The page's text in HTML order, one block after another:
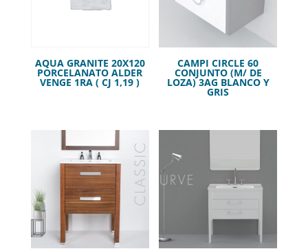
AQUA GRANITE 20X120
PORCELANATO ALDER
VENGE 1RA ( CJ 1,19 )
CAMPI CIRCLE 60
CONJUNTO (M/ DE
LOZA) 3AG BLANCO Y
GRIS